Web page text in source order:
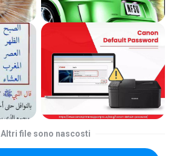
Altri file sono nascosti